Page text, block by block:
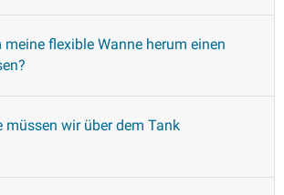
flexible Wanne herum einen
müssen wir über dem Tank